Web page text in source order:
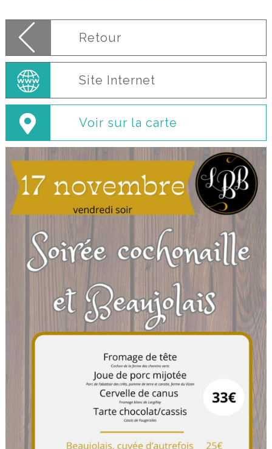
Retour
Site Internet
Voir sur la carte